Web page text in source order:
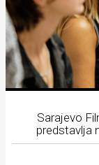
Sarajevo
predstavlja